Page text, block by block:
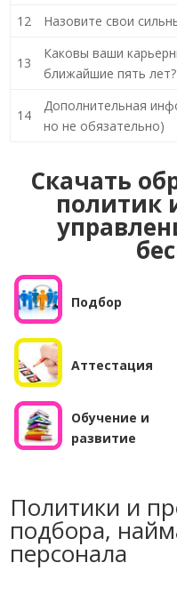
12
Назовите свои
13
Каковы ваши
ближайшие пять лет?
14
Дополнительная
но не обязательно)
Скачать
политик
Подбор
Аттестация
Обучение и
развитие
Политики и
подбора,
персонала